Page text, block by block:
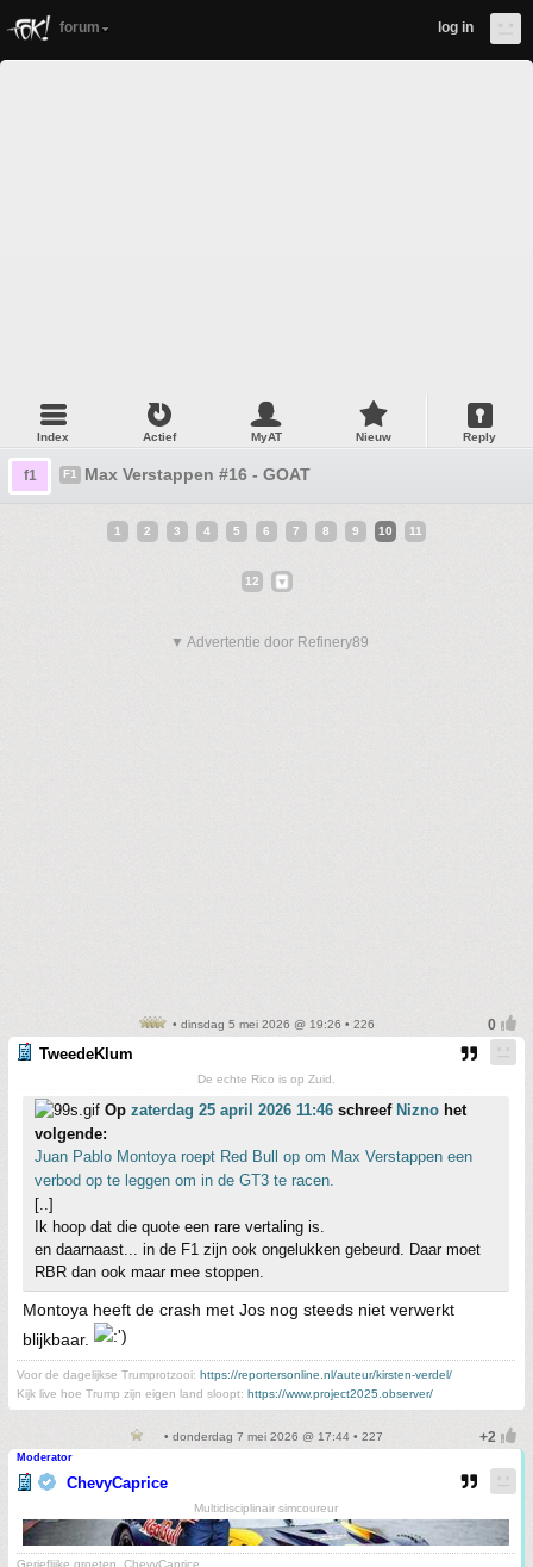
forum log in
Index Actief MyAT Nieuw Reply
f1 F1 Max Verstappen #16 - GOAT
1 2 3 4 5 6 7 8 9 10 11
12
▼ Advertentie door Refinery89
• dinsdag 5 mei 2026 @ 19:26 • 226
TweedeKlum
De echte Rico is op Zuid.
Op zaterdag 25 april 2026 11:46 schreef Nizno het
volgende:
Juan Pablo Montoya roept Red Bull op om Max Verstappen een
verbod op te leggen om in de GT3 te racen.
[..]
Ik hoop dat die quote een rare vertaling is.
en daarnaast... in de F1 zijn ook ongelukken gebeurd. Daar moet
RBR dan ook maar mee stoppen.
Montoya heeft de crash met Jos nog steeds niet verwerkt
blijkbaar.
Voor de dagelijkse Trumprotzooi: https://reportersonline.nl/auteur/kirsten-verdel/
Kijk live hoe Trump zijn eigen land sloopt: https://www.project2025.observer/
• donderdag 7 mei 2026 @ 17:44 • 227
Moderator
ChevyCaprice
Multidisciplinair simcoureur
Gerieflijke groeten, ChevyCaprice